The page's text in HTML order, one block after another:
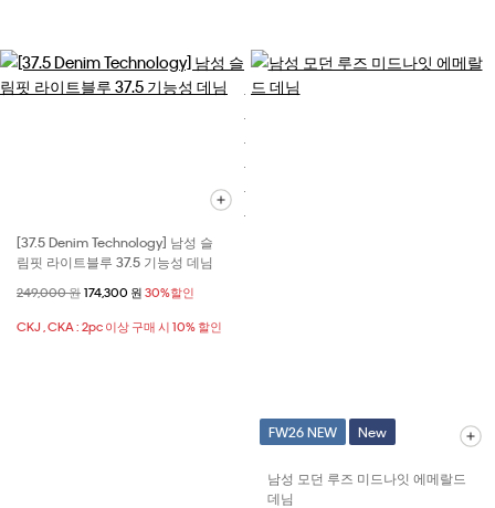
[37.5 Denim Technology] 남성 슬
림핏 라이트블루 37.5 기능성 데님
할인 전 가격
249,000 원 할인된 가격
174,300 원 30%할인
CKJ , CKA : 2pc 이상 구매 시 10% 할인
FW26 NEW New
남성 모던 루즈 미드나잇 에메랄드
데님